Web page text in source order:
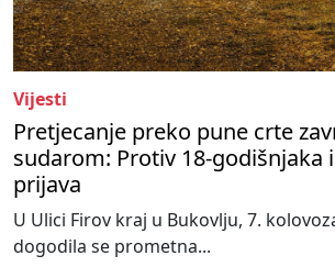
Vijesti
Pretjecanje preko pune crte
sudarom: Protiv 18-godišnjaka
prijava
U Ulici Firov kraj u Bukovlju, 7.
dogodila se prometna...